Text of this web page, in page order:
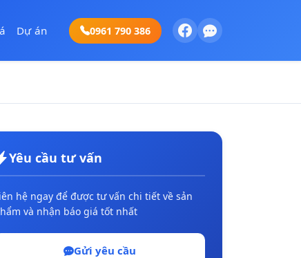
Dự án 0961 790 386
Yêu cầu tư vấn
hệ ngay để được tư vấn chi tiết về sản
và nhận báo giá tốt nhất
Gửi yêu cầu